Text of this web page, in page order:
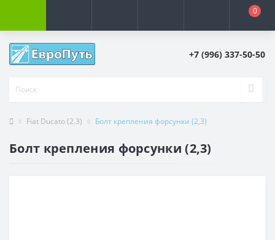
0
+7 (996) 337-50-50
Fiat Ducato (2.3) Болт крепления форсунки (2,3)
Болт крепления форсунки (2,3)